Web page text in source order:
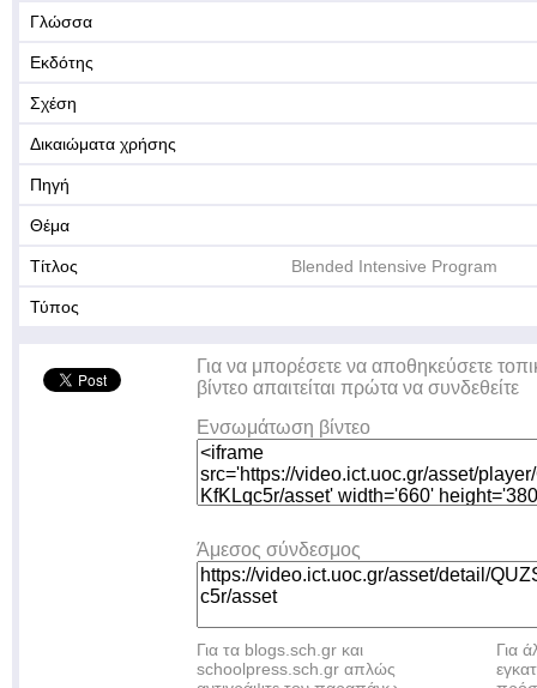
Γλώσσα
Εκδότης
Σχέση
Δικαιώματα χρήσης
Πηγή
Θέμα
Τίτλος Blended Intensive Program
Τύπος
Για να μπορέσετε να αποθηκεύσετε
βίντεο απαιτείται πρώτα να συνδεθείτε
Ενσωμάτωση βίντεο
Άμεσος σύνδεσμος
Για τα blogs.sch.gr και
schoolpress.sch.gr απλώς
Για